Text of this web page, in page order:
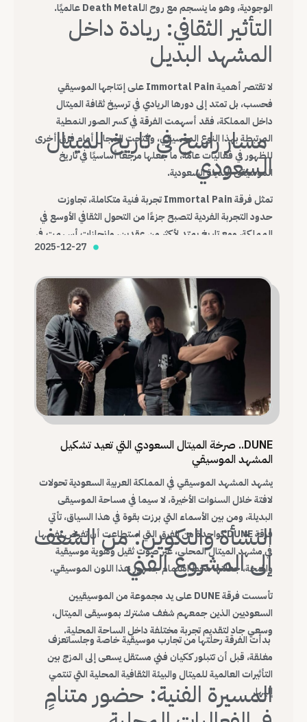
الوجودية، وهو ما ينسجم مع روح الـDeath Metal عالميًا.
التأثير الثقافي: ريادة داخل
المشهد البديل
لا تقتصر أهمية Immortal Pain على إنتاجها الموسيقي
فحسب، بل تمتد إلى دورها الريادي في ترسيخ ثقافة الميتال
داخل المملكة، فقد أسهمت الفرقة في كسر الصور النمطية
المرتبطة بهذا النوع الموسيقي، وفتحت المجال أمام فرق أخرى
للظهور في فعاليات عامة، ما جعلها مرجعًا أساسيًا في تاريخ
الموسيقى البديلة السعودية.
مسار راسخ في تاريخ الميتال
السعودي
تمثل فرقة Immortal Pain تجربة فنية متكاملة، تجاوزت
حدود التجربة الفردية لتصبح جزءًا من التحول الثقافي الأوسع في
المملكة، ومع تاريخ يمتد لأكثر من عقدين، وإنجازات أسهمت في
تغيير شكل المشهد، تظل Immortal Pain واحدة من أهم
2025-12-27
DUNE.. صرخة الميتال السعودي التي تعيد تشكيل
المشهد الموسيقي
يشهد المشهد الموسيقي في المملكة العربية السعودية تحولات
لافتة خلال السنوات الأخيرة، لا سيما في مساحة الموسيقى
البديلة، ومن بين الأسماء التي برزت بقوة في هذا السياق، تأتي
فرقة DUNE كواحدة من الفرق التي استطاعت أن تفرض نفسها
في مشهد الميتال المحلي، عبر صوت ثقيل وهوية موسيقية
واضحة، جعلتها محط اهتمام جمهور هذا اللون الموسيقي.
النشأة والتكوين: من الشغف
إلى المشروع الفني
تأسست فرقة DUNE على يد مجموعة من الموسيقيين
السعوديين الذين جمعهم شغف مشترك بموسيقى الميتال،
وسعي جاد لتقديم تجربة مختلفة داخل الساحة المحلية.
بدأت الفرقة رحلتها من تجارب موسيقية خاصة وجلساتعزف
مغلقة، قبل أن تتبلور ككيان فني مستقل يسعى إلى المزج بين
التأثيرات العالمية للميتال والبيئة الثقافية المحلية التي تنتمي
إليها.
المسيرة الفنية: حضور متنامٍ